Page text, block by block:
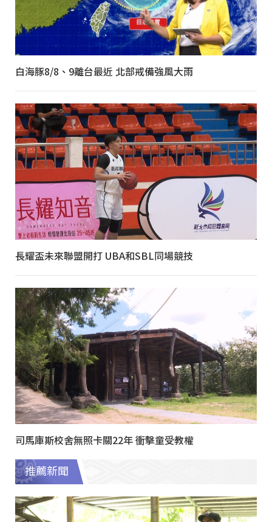
白海豚8/8、9離台最近 北部戒備強風大雨
長耀盃未來聯盟開打 UBA和SBL同場競技
司馬庫斯校舍無照卡關22年 衝擊童受教權
推薦新聞